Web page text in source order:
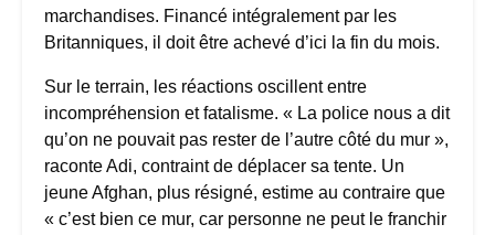
marchandises. Financé intégralement par les
Britanniques, il doit être achevé d’ici la fin du mois.
Sur le terrain, les réactions oscillent entre
incompréhension et fatalisme. « La police nous a dit
qu’on ne pouvait pas rester de l’autre côté du mur »,
raconte Adi, contraint de déplacer sa tente. Un
jeune Afghan, plus résigné, estime au contraire que
« c’est bien ce mur, car personne ne peut le franchir